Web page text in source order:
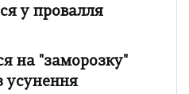
у провалля
на "заморозку"
усунення